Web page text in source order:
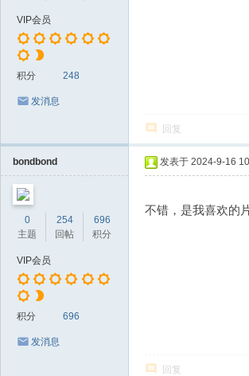
VIP会员
积分 248
发消息
回复
bondbond
0
主题
254
回帖
696
积分
VIP会员
积分 696
发消息
发表于 2024-9-16
不错，是我喜欢的
回复